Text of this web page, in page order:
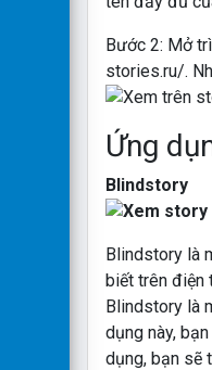
Bước 2: Mở
stories.ru/.
Ứng
Blindstory
Blindstory là
biết trên điện
Blindstory là
dụng này,
dụng, bạn sẽ